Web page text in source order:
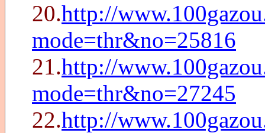
20.http://
mode=thr&no=25816
21.http://
mode=thr&no=27245
22.http://